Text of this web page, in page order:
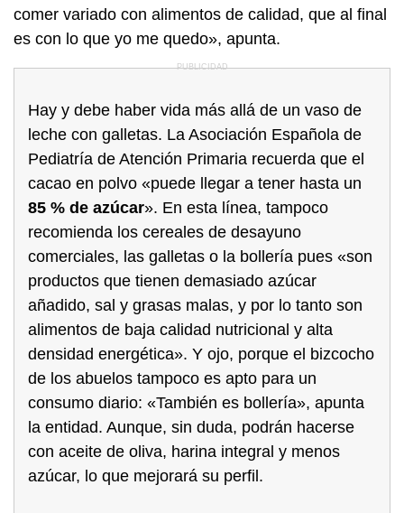
comer variado con alimentos de calidad, que al final
es con lo que yo me quedo», apunta.
Hay y debe haber vida más allá de un vaso de
leche con galletas. La Asociación Española de
Pediatría de Atención Primaria recuerda que el
cacao en polvo «puede llegar a tener hasta un
85 % de azúcar». En esta línea, tampoco
recomienda los cereales de desayuno
comerciales, las galletas o la bollería pues «son
productos que tienen demasiado azúcar
añadido, sal y grasas malas, y por lo tanto son
alimentos de baja calidad nutricional y alta
densidad energética». Y ojo, porque el bizcocho
de los abuelos tampoco es apto para un
consumo diario: «También es bollería», apunta
la entidad. Aunque, sin duda, podrán hacerse
con aceite de oliva, harina integral y menos
azúcar, lo que mejorará su perfil.